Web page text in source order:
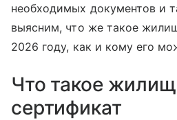
необходимых документов и
выясним, что же такое
2026 году, как и кому его
Что такое
сертификат